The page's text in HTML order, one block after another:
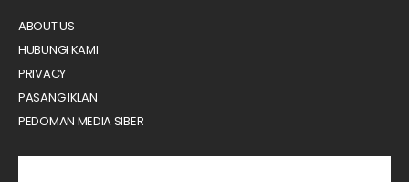
ABOUT US
HUBUNGI KAMI
PRIVACY
PASANG IKLAN
PEDOMAN MEDIA SIBER